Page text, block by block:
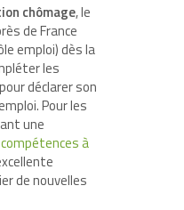
chômage, le
de France
emploi) dès la
les
déclarer son
Pour les
une
à
de nouvelles